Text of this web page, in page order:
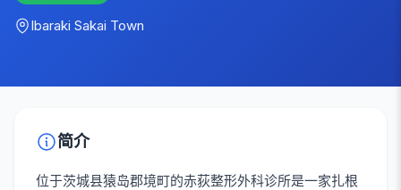
Ibaraki Sakai Town
简介
位于茨城县猿岛郡境町的赤荻整形外科诊所是一家扎根